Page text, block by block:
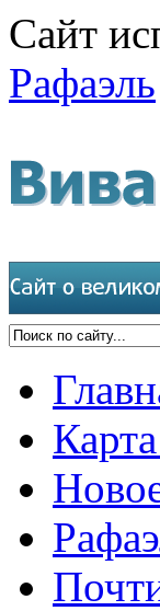
Сайт
Рафаэль